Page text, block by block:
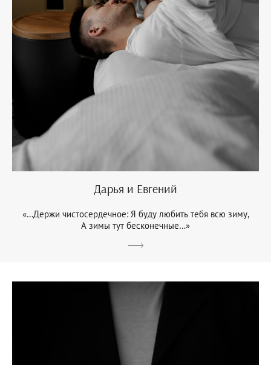
Дарья и Евгений
«…Держи чистосердечное: Я буду любить тебя всю зиму,
А зимы тут бесконечные…»